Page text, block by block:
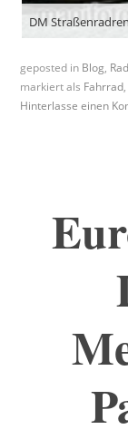
DM
geposted in Blog,
markiert als Fahrrad,
Hinterlasse einen